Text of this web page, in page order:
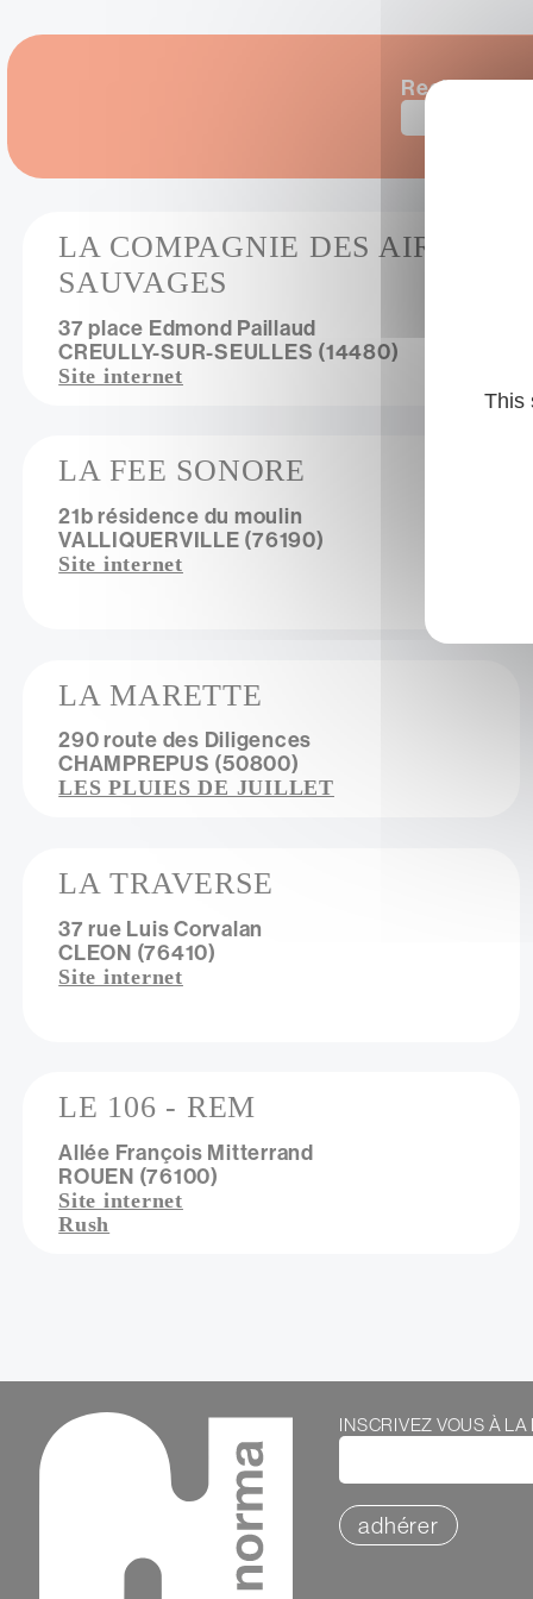
Vue
Rechercher
LA COMPAGNIE DES AIRS
SAUVAGES
37 place Edmond Paillaud
CREULLY-SUR-SEULLES (14480)
Site internet
LA FEE SONORE
21b résidence du moulin
VALLIQUERVILLE (76190)
Site internet
LA MARETTE
290 route des Diligences
CHAMPREPUS (50800)
LES PLUIES DE JUILLET
LA TRAVERSE
37 rue Luis Corvalan
CLEON (76410)
Site internet
LE 106 - REM
Allée François Mitterrand
ROUEN (76100)
Site internet
Rush
Webform
INSCRIVEZ VOUS À
adhérer
This